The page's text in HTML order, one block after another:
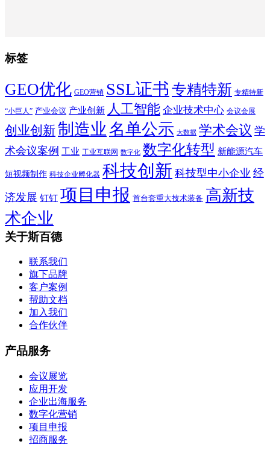
标签
GEO优化 GEO营销 SSL证书 专精特新 专精特新
“小巨人” 产业会议 产业创新 人工智能 企业技术中心 会议会展
创业创新制造业 名单公示 大数据 学术会议 学
术会议案例 工业 工业互联网 数字化 数字化转型 新能源汽车
短视频制作 科技企业孵化器 科技创新 科技型中小企业 经
济发展 钉钉 项目申报 首台套重大技术装备 高新技
术企业
关于斯百德
联系我们
旗下品牌
客户案例
帮助文档
加入我们
合作伙伴
产品服务
会议展览
应用开发
企业出海服务
数字化营销
项目申报
招商服务